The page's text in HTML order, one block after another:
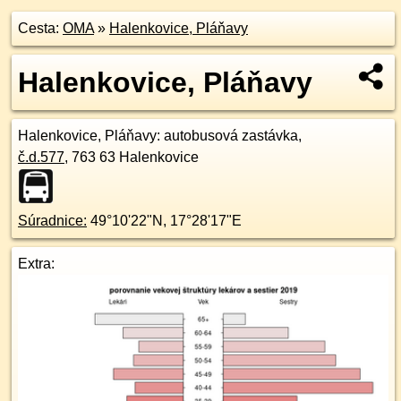
Cesta: OMA» Halenkovice, Pláňavy
Halenkovice, Pláňavy
Halenkovice, Pláňavy: autobusová zastávka,
č.d.577, 763 63 Halenkovice
Súradnice: 49°10'22"N , 17°28'17"E
Extra: